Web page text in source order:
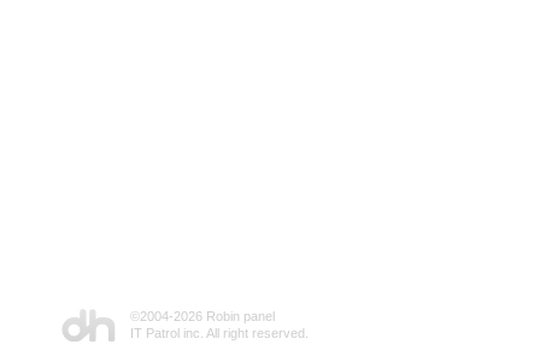
©2004-2026 Robin panel
IT Patrol inc. All right reserved.